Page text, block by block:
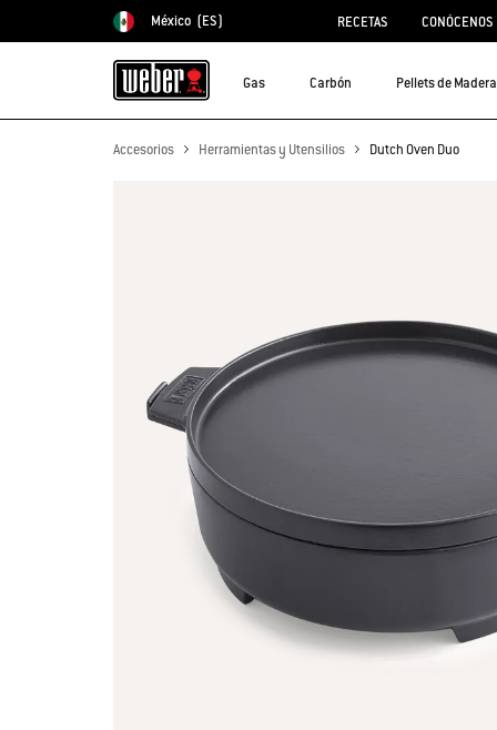
Elegir país
México (ES) RECETAS CONÓCENOS
Gas Carbón Pellets de Madera
Accesorios Herramientas y Utensilios Dutch Oven Duo